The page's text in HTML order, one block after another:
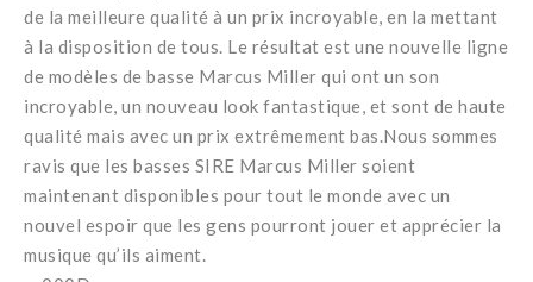
de la meilleure qualité à un prix incroyable, en la mettant
à la disposition de tous. Le résultat est une nouvelle ligne
de modèles de basse Marcus Miller qui ont un son
incroyable, un nouveau look fantastique, et sont de haute
qualité mais avec un prix extrêmement bas.Nous sommes
ravis que les basses SIRE Marcus Miller soient
maintenant disponibles pour tout le monde avec un
nouvel espoir que les gens pourront jouer et apprécier la
musique qu’ils aiment.